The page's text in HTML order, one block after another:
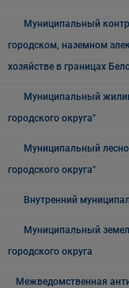
Муниципальный
городском, наземном
хозяйстве в границах
Муниципальный
городского округа"
Муниципальный
городского округа"
Внутренний
Муниципальный
городского округа
Межведомственная